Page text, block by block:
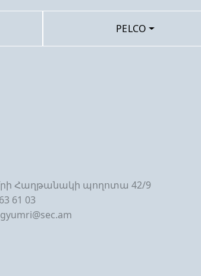
PELCO
Հաղթանակի պողոտա 42/9
61 03